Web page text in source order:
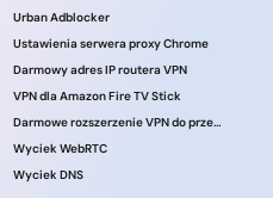
Urban Adblocker
Ustawienia serwera proxy Chrome
Darmowy adres IP routera VPN
VPN dla Amazon Fire TV Stick
Darmowe rozszerzenie VPN do przeglądarki
Wyciek WebRTC
Wyciek DNS